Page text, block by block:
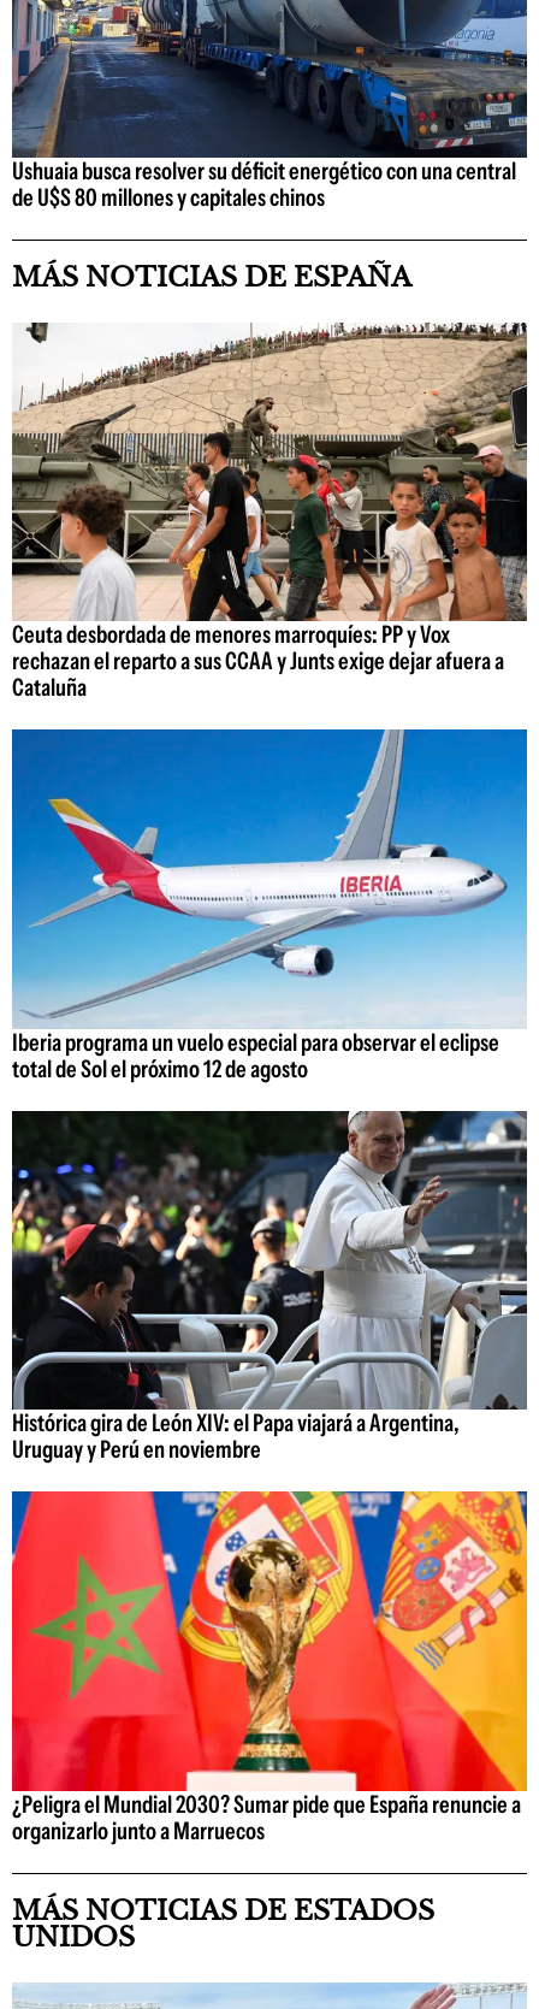
Ushuaia busca resolver su déficit energético con una central
de U$S 80 millones y capitales chinos
MÁS NOTICIAS DE ESPAÑA
Ceuta desbordada de menores marroquíes: PP y Vox
rechazan el reparto a sus CCAA y Junts exige dejar afuera a
Cataluña
Iberia programa un vuelo especial para observar el eclipse
total de Sol el próximo 12 de agosto
Histórica gira de León XIV: el Papa viajará a Argentina,
Uruguay y Perú en noviembre
¿Peligra el Mundial 2030? Sumar pide que España renuncie a
organizarlo junto a Marruecos
MÁS NOTICIAS DE ESTADOS
UNIDOS